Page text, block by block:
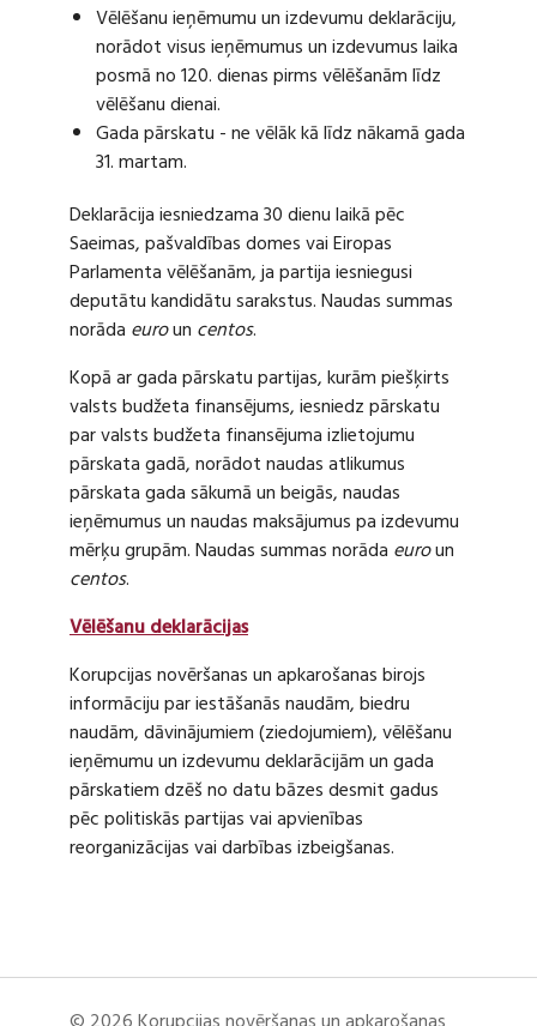
Vēlēšanu ieņēmumu un izdevumu deklarāciju,
norādot visus ieņēmumus un izdevumus laika
posmā no 120. dienas pirms vēlēšanām līdz
vēlēšanu dienai.
Gada pārskatu - ne vēlāk kā līdz nākamā gada
31. martam.
Deklarācija iesniedzama 30 dienu laikā pēc
Saeimas, pašvaldības domes vai Eiropas
Parlamenta vēlēšanām, ja partija iesniegusi
deputātu kandidātu sarakstus. Naudas summas
norāda euroun centos.
Kopā ar gada pārskatu partijas, kurām piešķirts
valsts budžeta finansējums, iesniedz pārskatu
par valsts budžeta finansējuma izlietojumu
pārskata gadā, norādot naudas atlikumus
pārskata gada sākumā un beigās, naudas
ieņēmumus un naudas maksājumus pa izdevumu
mērķu grupām. Naudas summas norāda euroun
centos.
Vēlēšanu deklarācijas
Korupcijas novēršanas un apkarošanas birojs
informāciju par iestāšanās naudām, biedru
naudām, dāvinājumiem (ziedojumiem), vēlēšanu
ieņēmumu un izdevumu deklarācijām un gada
pārskatiem dzēš no datu bāzes desmit gadus
pēc politiskās partijas vai apvienības
reorganizācijas vai darbības izbeigšanas.